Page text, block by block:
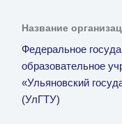
Название
Федеральное
образовательное
«Ульяновский
(УлГТУ)